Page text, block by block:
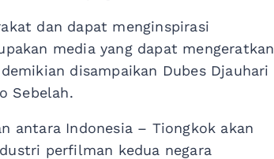
dan dapat menginspirasi
media yang dapat mengeratkan
disampaikan Dubes Djauhari
Sebelah.
antara Indonesia – Tiongkok akan
perfilman kedua negara